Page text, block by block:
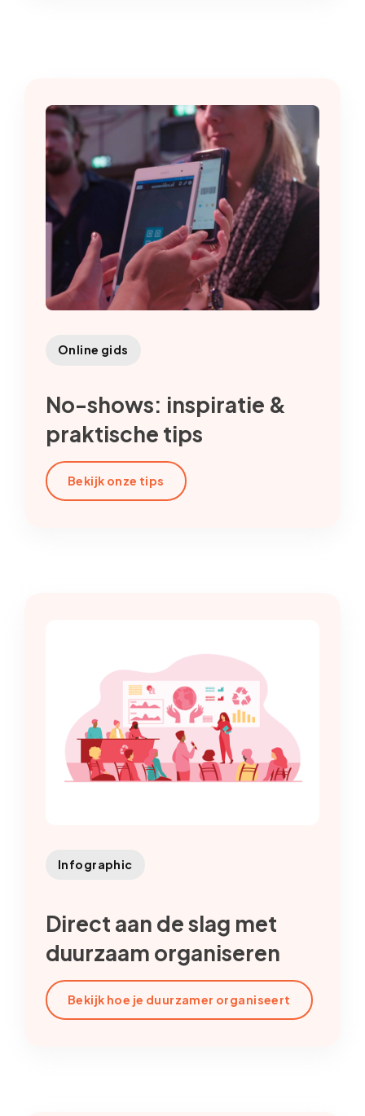
Online gids
No-shows: inspiratie &
praktische tips
Bekijk onze tips
Infographic
Direct aan de slag met
duurzaam organiseren
Bekijk hoe je duurzamer organiseert